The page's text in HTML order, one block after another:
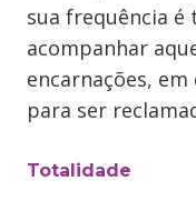
sua frequência é
acompanhar
encarnações,
para ser
Totalidade